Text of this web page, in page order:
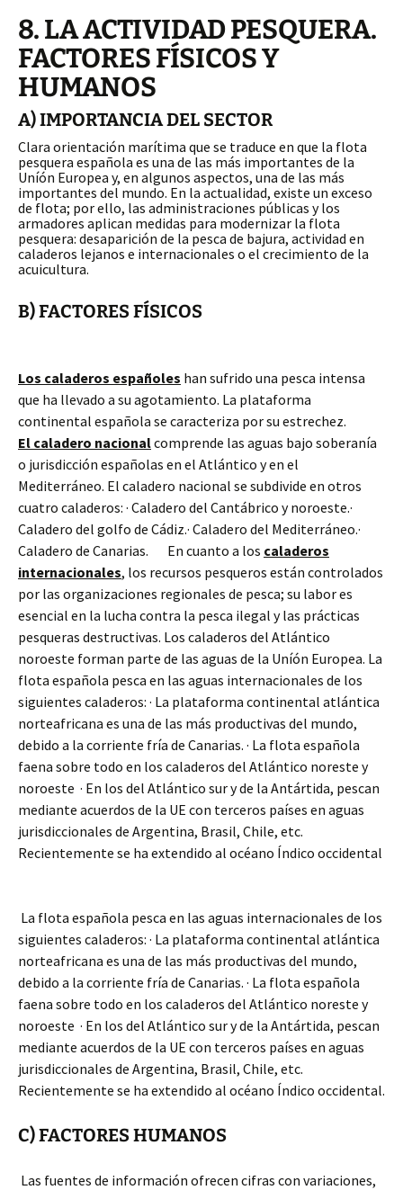
8. LA ACTIVIDAD PESQUERA.
FACTORES FÍSICOS Y
HUMANOS
A) IMPORTANCIA DEL SECTOR
Clara orientación marítima que se traduce en que la flota
pesquera española es una de las más importantes de la
Uníón Europea y, en algunos aspectos, una de las más
importantes del mundo. En la actualidad, existe un exceso
de flota; por ello, las administraciones públicas y los
armadores aplican medidas para modernizar la flota
pesquera: desaparición de la pesca de bajura, actividad en
caladeros lejanos e internacionales o el crecimiento de la
acuicultura.
B) FACTORES FÍSICOS
Los caladeros españoles han sufrido una pesca intensa
que ha llevado a su agotamiento. La plataforma
continental española se caracteriza por su estrechez.
El caladero nacionalcomprende las aguas bajo soberanía
o jurisdicción españolas en el Atlántico y en el
Mediterráneo. El caladero nacional se subdivide en otros
cuatro caladeros: · Caladero del Cantábrico y noroeste.·
Caladero del golfo de Cádiz.· Caladero del Mediterráneo.·
Caladero de Canarias. En cuanto a los caladeros
internacionales, los recursos pesqueros están controlados
por las organizaciones regionales de pesca; su labor es
esencial en la lucha contra la pesca ilegal y las prácticas
pesqueras destructivas. Los caladeros del Atlántico
noroeste forman parte de las aguas de la Uníón Europea. La
flota española pesca en las aguas internacionales de los
siguientes caladeros: · La plataforma continental atlántica
norteafricana es una de las más productivas del mundo,
debido a la corriente fría de Canarias. · La flota española
faena sobre todo en los caladeros del Atlántico noreste y
noroeste · En los del Atlántico sur y de la Antártida, pescan
mediante acuerdos de la UE con terceros países en aguas
jurisdiccionales de Argentina, Brasil, Chile, etc.
Recientemente se ha extendido al océano Índico occidental
La flota española pesca en las aguas internacionales de los
siguientes caladeros: · La plataforma continental atlántica
norteafricana es una de las más productivas del mundo,
debido a la corriente fría de Canarias. · La flota española
faena sobre todo en los caladeros del Atlántico noreste y
noroeste · En los del Atlántico sur y de la Antártida, pescan
mediante acuerdos de la UE con terceros países en aguas
jurisdiccionales de Argentina, Brasil, Chile, etc.
Recientemente se ha extendido al océano Índico occidental.
C) FACTORES HUMANOS
Las fuentes de información ofrecen cifras con variaciones,